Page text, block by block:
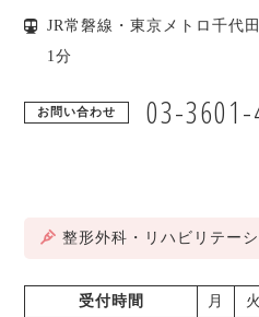
JR常磐線・東京メトロ千代
1分
お問い合わせ 03-3601-
整形外科・リハビリテー
受付時間 月 火